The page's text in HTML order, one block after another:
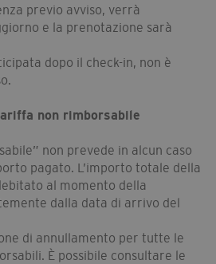
previo avviso, verrà
e la prenotazione sarà
dopo il check-in, non è
non rimborsabile
non prevede in alcun caso
pagato. L’importo totale della
al momento della
dalla data di arrivo del
di annullamento per tutte le
È possibile consultare le